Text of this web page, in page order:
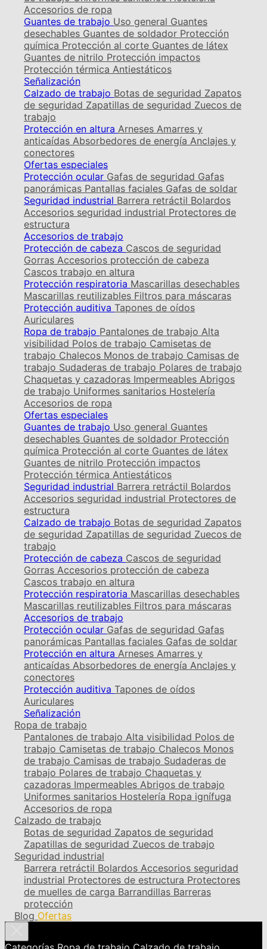
Accesorios de ropa
Guantes de trabajo Uso general Guantes
desechables Guantes de soldador Protección
química Protección al corte Guantes de látex
Guantes de nitrilo Protección impactos
Protección térmica Antiestáticos
Señalización
Calzado de trabajo Botas de seguridad Zapatos
de seguridad Zapatillas de seguridad Zuecos de
trabajo
Protección en altura Arneses Amarres y
anticaídas Absorbedores de energía Anclajes y
conectores
Ofertas especiales
Protección ocular Gafas de seguridad Gafas
panorámicas Pantallas faciales Gafas de soldar
Seguridad industrial Barrera retráctil Bolardos
Accesorios seguridad industrial Protectores de
estructura
Accesorios de trabajo
Protección de cabeza Cascos de seguridad
Gorras Accesorios protección de cabeza
Cascos trabajo en altura
Protección respiratoria Mascarillas desechables
Mascarillas reutilizables Filtros para máscaras
Protección auditiva Tapones de oídos
Auriculares
Ropa de trabajo Pantalones de trabajo Alta
visibilidad Polos de trabajo Camisetas de
trabajo Chalecos Monos de trabajo Camisas de
trabajo Sudaderas de trabajo Polares de trabajo
Chaquetas y cazadoras Impermeables Abrigos
de trabajo Uniformes sanitarios Hostelería
Accesorios de ropa
Ofertas especiales
Guantes de trabajo Uso general Guantes
desechables Guantes de soldador Protección
química Protección al corte Guantes de látex
Guantes de nitrilo Protección impactos
Protección térmica Antiestáticos
Seguridad industrial Barrera retráctil Bolardos
Accesorios seguridad industrial Protectores de
estructura
Calzado de trabajo Botas de seguridad Zapatos
de seguridad Zapatillas de seguridad Zuecos de
trabajo
Protección de cabeza Cascos de seguridad
Gorras Accesorios protección de cabeza
Cascos trabajo en altura
Protección respiratoria Mascarillas desechables
Mascarillas reutilizables Filtros para máscaras
Accesorios de trabajo
Protección ocular Gafas de seguridad Gafas
panorámicas Pantallas faciales Gafas de soldar
Protección en altura Arneses Amarres y
anticaídas Absorbedores de energía Anclajes y
conectores
Protección auditiva Tapones de oídos
Auriculares
Señalización
Ropa de trabajo
Pantalones de trabajo Alta visibilidad Polos de
trabajo Camisetas de trabajo Chalecos Monos
de trabajo Camisas de trabajo Sudaderas de
trabajo Polares de trabajo Chaquetas y
cazadoras Impermeables Abrigos de trabajo
Uniformes sanitarios Hostelería Ropa ignífuga
Accesorios de ropa
Calzado de trabajo
Botas de seguridad Zapatos de seguridad
Zapatillas de seguridad Zuecos de trabajo
Seguridad industrial
Barrera retráctil Bolardos Accesorios seguridad
industrial Protectores de estructura Protectores
de muelles de carga Barrandillas Barreras
protección
Blog Ofertas